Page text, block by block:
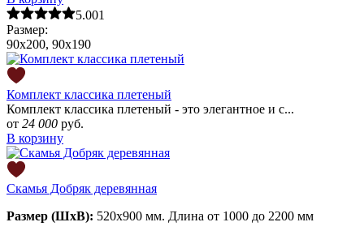
5.001
Размер:
90x200, 90x190
Комплект классика плетеный
Комплект классика плетеный - это элегантное и с...
от 24 000 руб.
В корзину
Скамья Добряк деревянная
Размер (ШхВ): 520х900 мм. Длина от 1000 до 2200 мм